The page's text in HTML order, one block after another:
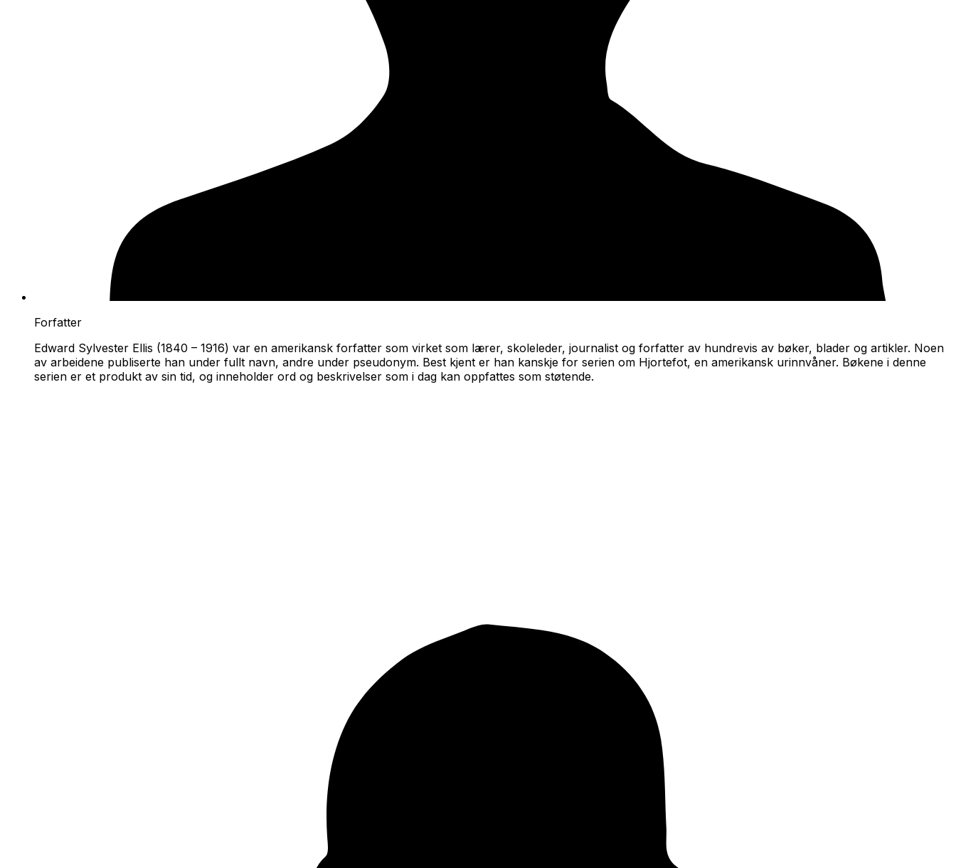
Forfatter
Edward Sylvester Ellis (1840 – 1916) var en amerikansk forfatter som virket som lærer, skoleleder, journalist og forfatter av hundrevis av bøker, blader og artikler. Noen
av arbeidene publiserte han under fullt navn, andre under pseudonym. Best kjent er han kanskje for serien om Hjortefot, en amerikansk urinnvåner. Bøkene i denne
serien er et produkt av sin tid, og inneholder ord og beskrivelser som i dag kan oppfattes som støtende.